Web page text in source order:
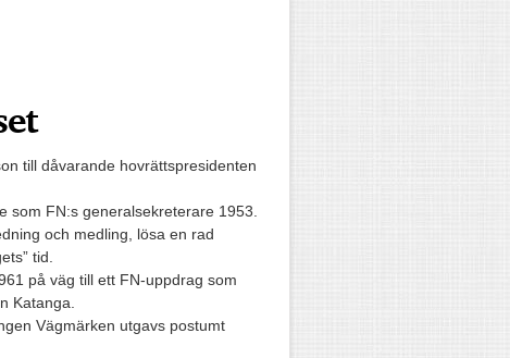
till dåvarande hovrättspresidenten
som FN:s generalsekreterare 1953.
och medling, lösa en rad
tid.
på väg till ett FN-uppdrag som
Katanga.
Vägmärken utgavs postumt